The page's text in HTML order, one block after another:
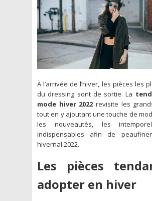
À l’arrivée de l’hiver, les pièces les
du dressing sont de sortie. La
mode hiver 2022revisite les
tout en y ajoutant une touche de
les nouveautés, les
indispensables afin de
hivernal 2022.
Les pièces
adopter en hiver